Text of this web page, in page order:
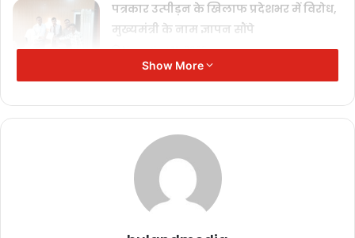
पत्रकार उत्पीड़न के खिलाफ प्रदेशभर में विरोध,
मुख्यमंत्री के नाम ज्ञापन सौंपे
November 11, 2025
‘जनसम्पर्क’ का अंधेरा: विज्ञापन अब ‘इनाम’
नहीं, ‘हथियार’ है!
जनसम्पर्क विभाग: ‘प्रचार’ का मंच या ‘विवाद’
का अखाड़ा?
November 11, 2025
Show More